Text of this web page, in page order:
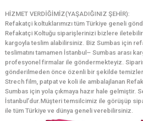
HİZMET VERDİĞİMİZ(YAŞADIĞINIZ ŞEHİR):
Refakatçi koltuklarımızı tüm Türkiye geneli
Refakatçi Koltuğu siparişlerinizi bizlere
kargoyla teslim alabilirsiniz. Biz Sumbas için
teslimatını tamamen İstanbul– Sumbas arası
profesyonel firmalar ile göndermekteyiz.
gönderilmeden önce özenli bir şekilde
Strech film, patpat ve koli ile ambalajlanan
Sumbas için yola çıkmaya hazır hale gelmiştir.
İstanbul’dur.Müşteri temsilcimiz ile görüşüp
ile tüm Türkiye ve dünya geneli verebilirsiniz.